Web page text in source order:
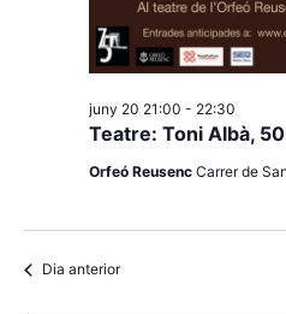
Teatre: Toni Albà,
juny 20 21:00 - 22:30
Orfeó Reusenc Carrer de
Dia anterior